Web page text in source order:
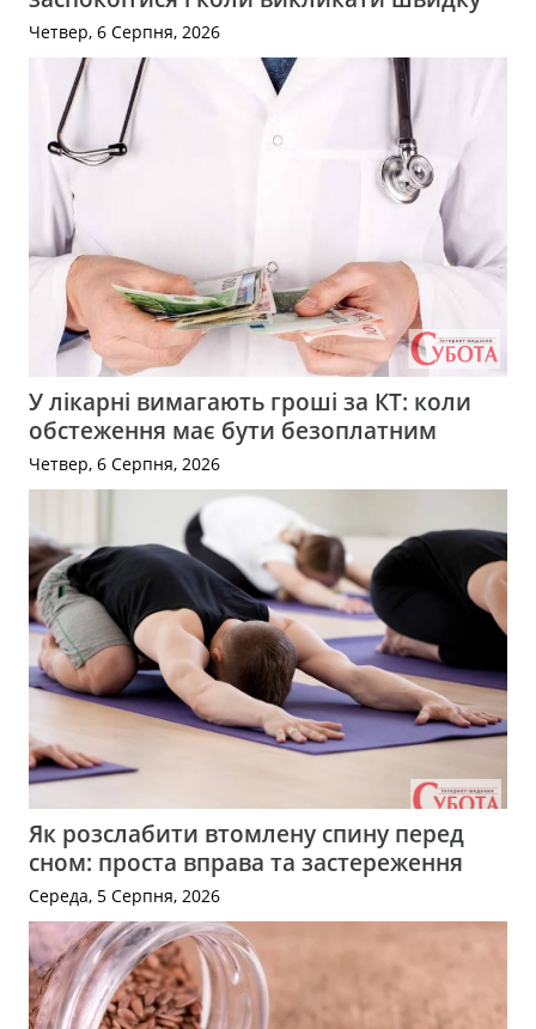
Четвер, 6 Серпня, 2026
У лікарні вимагають гроші за КТ: коли
обстеження має бути безоплатним
Четвер, 6 Серпня, 2026
Як розслабити втомлену спину перед
сном: проста вправа та застереження
Середа, 5 Серпня, 2026